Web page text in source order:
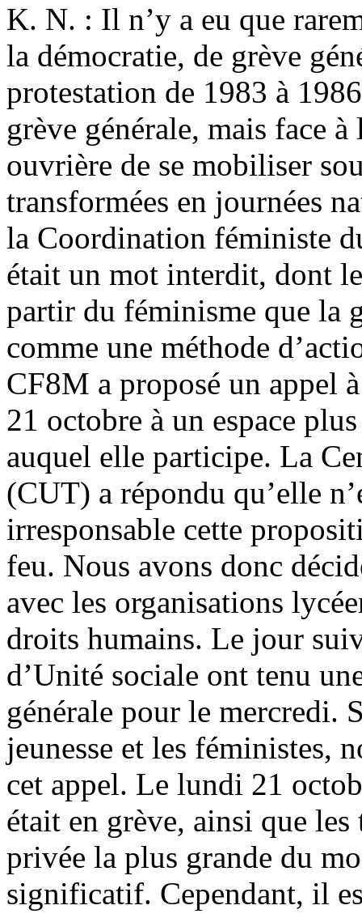
K. N. : Il n’y a eu que
la démocratie, de grève
protestation de 1983 à
grève générale, mais face
ouvrière de se mobiliser
transformées en journées
la Coordination féministe
était un mot interdit, dont
partir du féminisme que la
comme une méthode
CF8M a proposé un appel
21 octobre à un espace
auquel elle participe. La
(CUT) a répondu qu’elle
irresponsable cette
feu. Nous avons donc
avec les organisations
droits humains. Le jour
d’Unité sociale ont tenu
générale pour le mercredi.
jeunesse et les féministes,
cet appel. Le lundi 21
était en grève, ainsi que
privée la plus grande du
significatif. Cependant, il